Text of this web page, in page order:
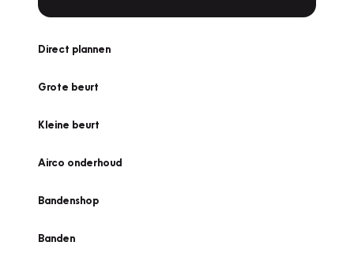
Direct plannen
Grote beurt
Kleine beurt
Airco onderhoud
Bandenshop
Banden